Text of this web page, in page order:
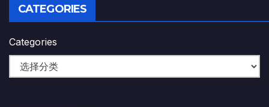
CATEGORIES
Categories